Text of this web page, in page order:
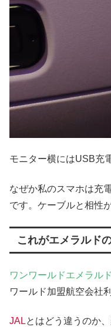
モニター横にはUSB充
なぜか私のスマホは充
です。ケーブルと相性
これがエメラルド
ワンワールドエメラル
ワールド加盟航空会社利
JALとはどう違うのか